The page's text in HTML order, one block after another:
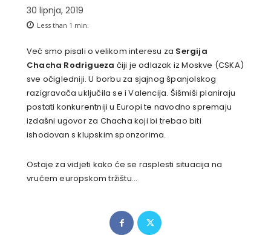
30 lipnja, 2019
Less than 1 min.
Već smo pisali o velikom interesu za Sergija
Chacha Rodrigueza čiji je odlazak iz Moskve (CSKA)
sve očigledniji. U borbu za sjajnog španjolskog
razigravača uključila se i Valencija. Šišmiši planiraju
postati konkurentniji u Europi te navodno spremaju
izdašni ugovor za Chacha koji bi trebao biti
ishodovan s klupskim sponzorima.
Ostaje za vidjeti kako će se rasplesti situacija na
vrućem europskom tržištu…